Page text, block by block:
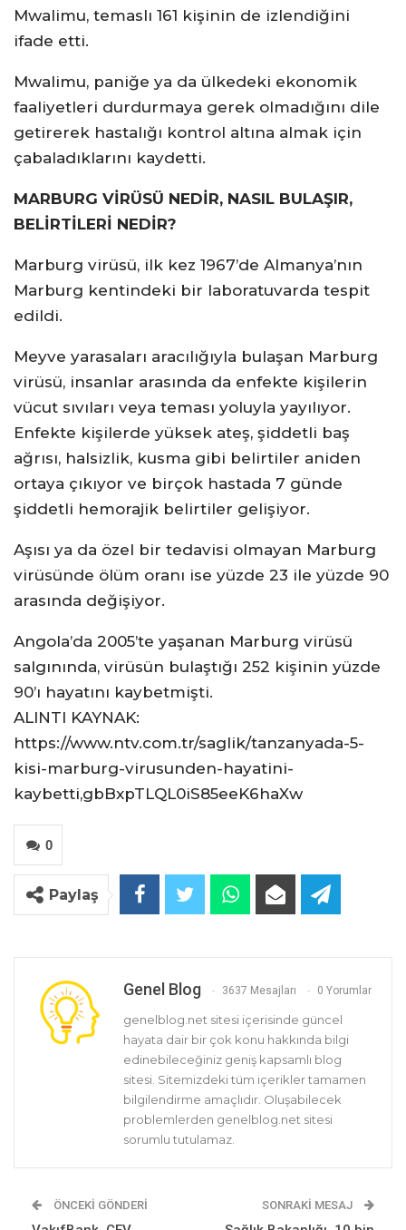
Mwalimu, temaslı 161 kişinin de izlendiğini
ifade etti.
Mwalimu, paniğe ya da ülkedeki ekonomik
faaliyetleri durdurmaya gerek olmadığını dile
getirerek hastalığı kontrol altına almak için
çabaladıklarını kaydetti.
MARBURG VİRÜSÜ NEDİR, NASIL BULAŞIR,
BELİRTİLERİ NEDİR?
Marburg virüsü, ilk kez 1967’de Almanya’nın
Marburg kentindeki bir laboratuvarda tespit
edildi.
Meyve yarasaları aracılığıyla bulaşan Marburg
virüsü, insanlar arasında da enfekte kişilerin
vücut sıvıları veya teması yoluyla yayılıyor.
Enfekte kişilerde yüksek ateş, şiddetli baş
ağrısı, halsizlik, kusma gibi belirtiler aniden
ortaya çıkıyor ve birçok hastada 7 günde
şiddetli hemorajik belirtiler gelişiyor.
Aşısı ya da özel bir tedavisi olmayan Marburg
virüsünde ölüm oranı ise yüzde 23 ile yüzde 90
arasında değişiyor.
Angola’da 2005’te yaşanan Marburg virüsü
salgınında, virüsün bulaştığı 252 kişinin yüzde
90’ı hayatını kaybetmişti.
ALINTI KAYNAK:
https://www.ntv.com.tr/saglik/tanzanyada-5-
kisi-marburg-virusunden-hayatini-
kaybetti,gbBxpTLQL0iS85eeK6haXw
0
Paylaş
Genel Blog 3637 Mesajları 0 Yorumlar
genelblog.net sitesi içerisinde güncel
hayata dair bir çok konu hakkında bilgi
edinebileceğiniz geniş kapsamlı blog
sitesi. Sitemizdeki tüm içerikler tamamen
bilgilendirme amaçlıdır. Oluşabilecek
problemlerden genelblog.net sitesi
sorumlu tutulamaz.
ÖNCEKI GÖNDERI SONRAKI MESAJ